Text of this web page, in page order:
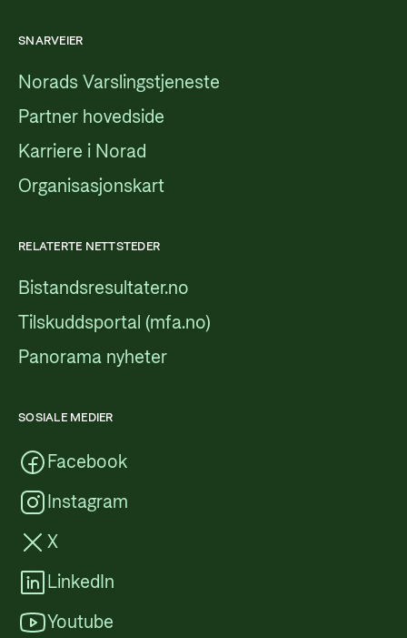
SNARVEIER
Norads Varslingstjeneste
Partner hovedside
Karriere i Norad
Organisasjonskart
RELATERTE NETTSTEDER
Bistandsresultater.no
Tilskuddsportal (mfa.no)
Panorama nyheter
SOSIALE MEDIER
Facebook
Instagram
X
LinkedIn
Youtube